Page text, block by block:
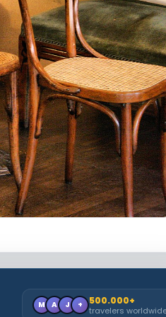
M A J + 500.000+
travelers